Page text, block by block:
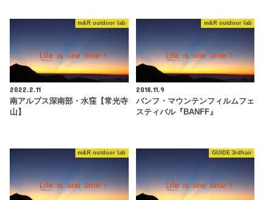
m&R outdoor lab
2022.2.11
南アルプス深南部・水窪【常光寺
山】
m&R outdoor lab
2018.11.9
バンフ・マウンテンフィルムフェ
スティバル『BANFF』
m&R outdoor lab GUIDE 3rdhair